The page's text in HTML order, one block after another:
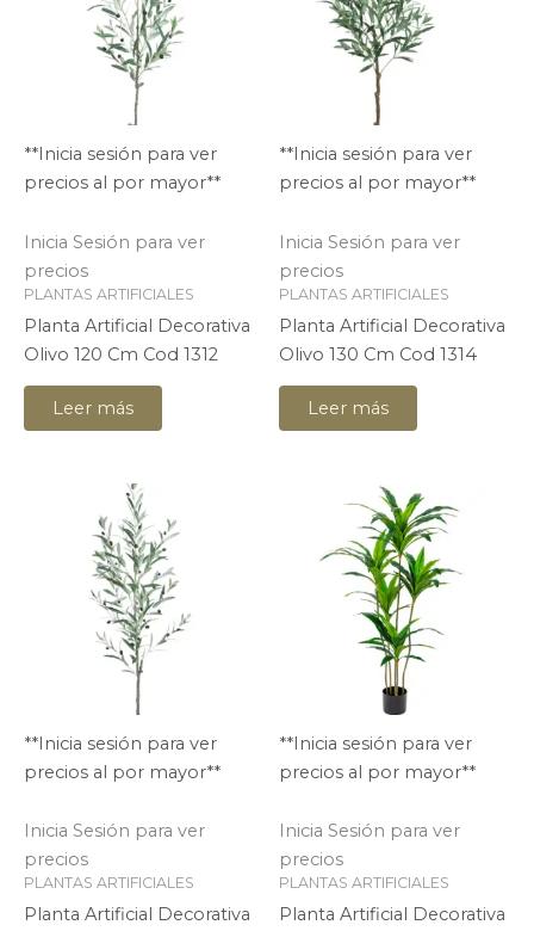
**Inicia sesión para ver
precios al por mayor**
Inicia Sesión para ver
precios
PLANTAS ARTIFICIALES
Planta Artificial Decorativa
Olivo 120 Cm Cod 1312
Leer más
**Inicia sesión para ver
precios al por mayor**
Inicia Sesión para ver
precios
PLANTAS ARTIFICIALES
Planta Artificial Decorativa
Olivo 130 Cm Cod 1314
Leer más
**Inicia sesión para ver
precios al por mayor**
Inicia Sesión para ver
precios
PLANTAS ARTIFICIALES
Planta Artificial Decorativa
**Inicia sesión para ver
precios al por mayor**
Inicia Sesión para ver
precios
PLANTAS ARTIFICIALES
Planta Artificial Decorativa